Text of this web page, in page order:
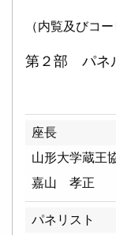
（内覧及びコ
第２部 パネ
座長
山形大学蔵王
嘉山 孝正
パネリスト